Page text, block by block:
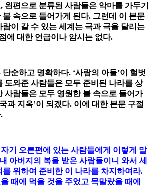
왼편으로 분류된 사람들은 악마를 가두기
속으로 들어가게 된다. 그런데 이 본문
이 갈 수 있는 세계는 극과 극을 달리는
에 대한 언급이나 암시는 없다.
순하고 명확하다. ‘사람의 아들’이 헐벗
도와준 사람들은 모두 준비된 나라를 상
사람들은 모두 영원한 불 속으로 들어가
과 지옥’이 되겠다. 이에 대한 본문 구절
기 오른편에 있는 사람들에게 이렇게 말
아버지의 복을 받은 사람들이니 와서 세
위하여 준비한 이 나라를 차지하여라.
때에 먹을 것을 주었고 목말랐을 때에